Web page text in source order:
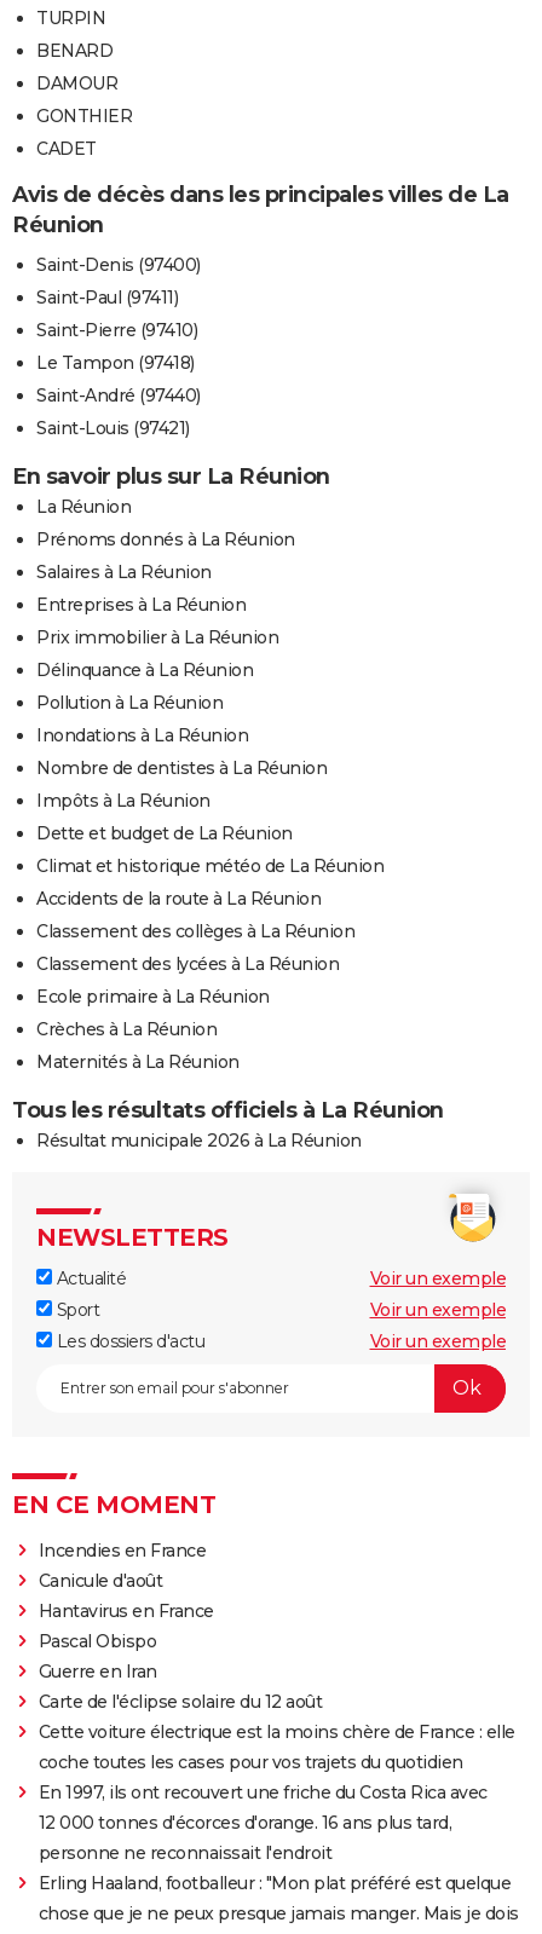
TURPIN
BENARD
DAMOUR
GONTHIER
CADET
Avis de décès dans les principales villes de La
Réunion
Saint-Denis (97400)
Saint-Paul (97411)
Saint-Pierre (97410)
Le Tampon (97418)
Saint-André (97440)
Saint-Louis (97421)
En savoir plus sur La Réunion
La Réunion
Prénoms donnés à La Réunion
Salaires à La Réunion
Entreprises à La Réunion
Prix immobilier à La Réunion
Délinquance à La Réunion
Pollution à La Réunion
Inondations à La Réunion
Nombre de dentistes à La Réunion
Impôts à La Réunion
Dette et budget de La Réunion
Climat et historique météo de La Réunion
Accidents de la route à La Réunion
Classement des collèges à La Réunion
Classement des lycées à La Réunion
Ecole primaire à La Réunion
Crèches à La Réunion
Maternités à La Réunion
Tous les résultats officiels à La Réunion
Résultat municipale 2026 à La Réunion
NEWSLETTERS
Actualité
Voir un exemple
Sport
Voir un exemple
Les dossiers d'actu
Voir un exemple
EN CE MOMENT
Incendies en France
Canicule d'août
Hantavirus en France
Pascal Obispo
Guerre en Iran
Carte de l'éclipse solaire du 12 août
Cette voiture électrique est la moins chère de France : elle
coche toutes les cases pour vos trajets du quotidien
En 1997, ils ont recouvert une friche du Costa Rica avec
12 000 tonnes d'écorces d'orange. 16 ans plus tard,
personne ne reconnaissait l'endroit
Erling Haaland, footballeur : "Mon plat préféré est quelque
chose que je ne peux presque jamais manger. Mais je dois